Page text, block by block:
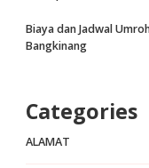
Biaya dan Jadwal
Bangkinang
Categories
ALAMAT